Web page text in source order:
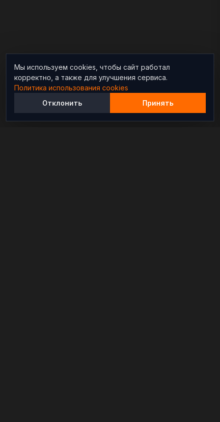
Мы используем cookies, чтобы сайт работал
корректно, а также для улучшения сервиса.
Политика использования cookies
Отклонить
Принять